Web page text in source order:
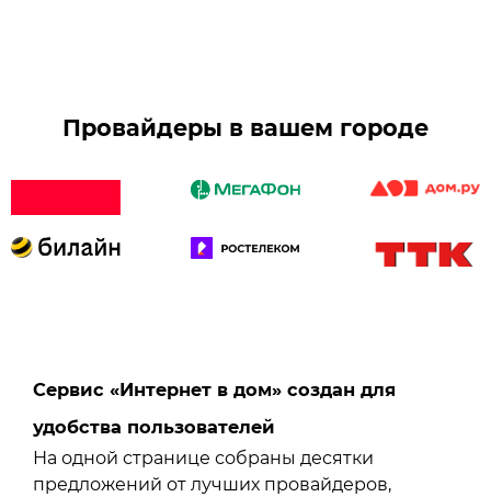
Провайдеры в вашем городе
Сервис «Интернет в дом» создан для
удобства пользователей
На одной странице собраны десятки
предложений от лучших провайдеров,